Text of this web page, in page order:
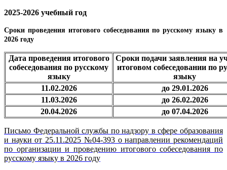
2025-2026 учебный год
Сроки проведения итогового собеседования по русскому языку в
2026 году
Дата проведения итогового
собеседования по русскому
языку
Сроки подачи заявления на
итоговом собеседовании по
языку
11.02.2026
до 29.01.2026
11.03.2026
до 26.02.2026
20.04.2026
до 07.04.2026
Письмо Федеральной службы по надзору в сфере образования
и науки от 25.11.2025 №04-393 о направлении рекомендаций
по организации и проведению итогового собеседования по
русскому языку в 2026 году